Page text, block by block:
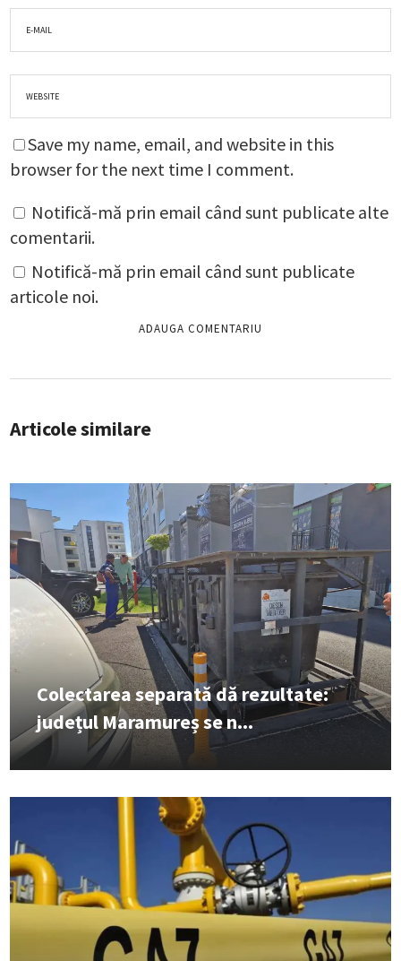
Save my name, email, and website in this
browser for the next time I comment.
Notifică-mă prin email când sunt publicate alte
comentarii.
Notifică-mă prin email când sunt publicate
articole noi.
Articole similare
Colectarea separată dă rezultate:
județul Maramureș se n...